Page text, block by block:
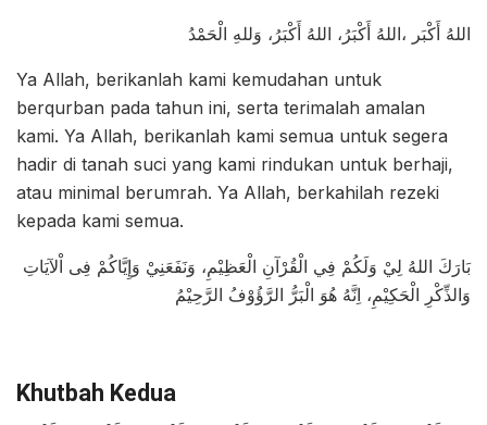
اللهُ أَكْبَر ،اللهُ أَكْبَرُ، اللهُ أَكْبَرُ، وَللهِ الْحَمْدُ
Ya Allah, berikanlah kami kemudahan untuk
berqurban pada tahun ini, serta terimalah amalan
kami. Ya Allah, berikanlah kami semua untuk segera
hadir di tanah suci yang kami rindukan untuk berhaji,
atau minimal berumrah. Ya Allah, berkahilah rezeki
kepada kami semua.
بَارَكَ اللهُ لِيْ وَلَكُمْ فِي الْقُرْآنِ الْعَظِيْمِ، وَنَفَعَنِيْ وَإِيَّاكُمْ فِى اْلآيَاتِ
وَالذِّكْرِ الْحَكِيْمِ، اِنَّهُ هُوَ الْبَرُّ الرَّؤُوْفُ الرَّحِيْمُ
Khutbah Kedua